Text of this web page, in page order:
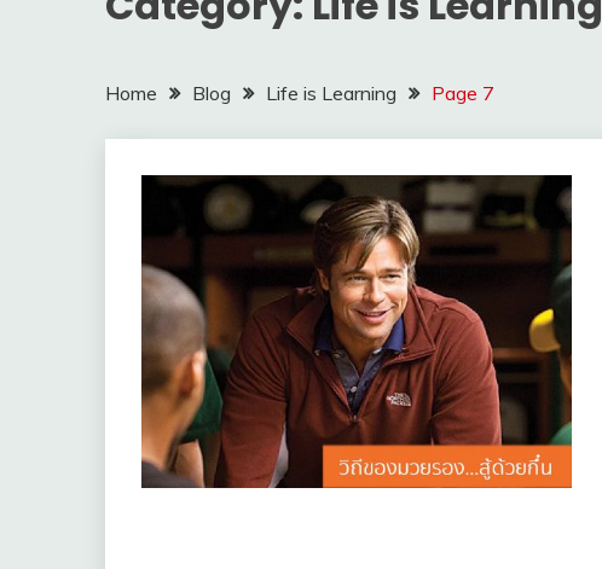
Home Blog Life is Learning Page 7